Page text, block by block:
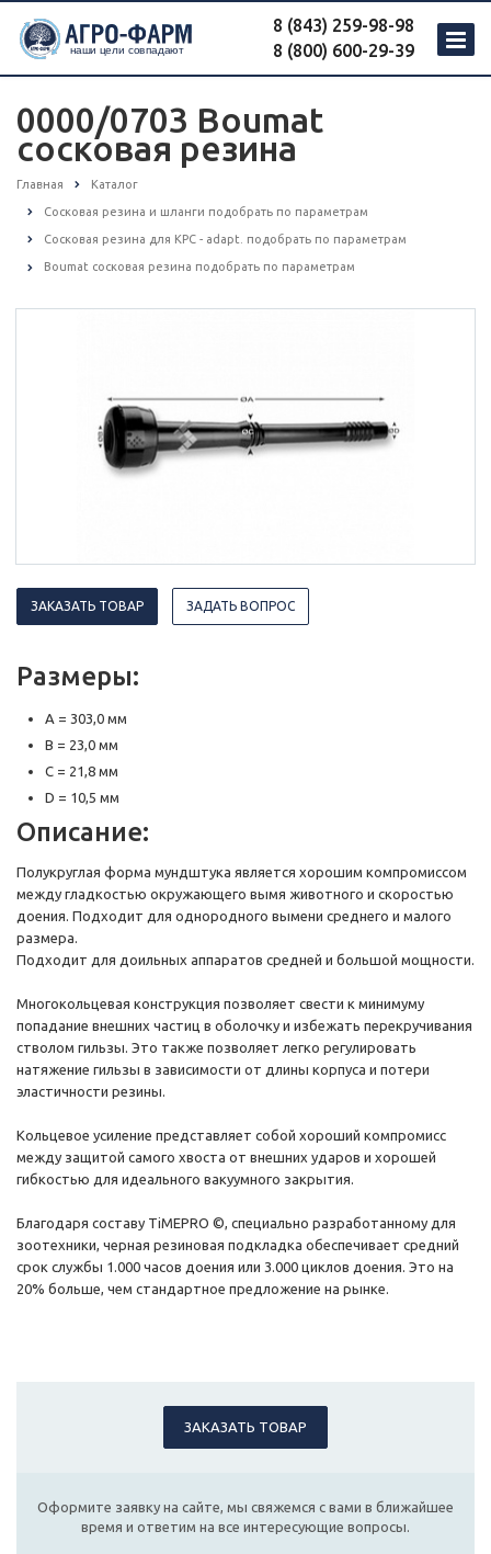
8 (843) 259-98-98
8 (800) 600-29-39
0000/0703 Boumat
сосковая резина
Главная Каталог
Сосковая резина и шланги подобрать по параметрам
Сосковая резина для КРС - adapt. подобрать по параметрам
Boumat сосковая резина подобрать по параметрам
ЗАКАЗАТЬ ТОВАР ЗАДАТЬ ВОПРОС
Размеры:
A = 303,0 мм
B = 23,0 мм
C = 21,8 мм
D = 10,5 мм
Описание:
Полукруглая форма мундштука является хорошим компромиссом
между гладкостью окружающего вымя животного и скоростью
доения. Подходит для однородного вымени среднего и малого
размера.
Подходит для доильных аппаратов средней и большой мощности.
Многокольцевая конструкция позволяет свести к минимуму
попадание внешних частиц в оболочку и избежать перекручивания
стволом гильзы. Это также позволяет легко регулировать
натяжение гильзы в зависимости от длины корпуса и потери
эластичности резины.
Кольцевое усиление представляет собой хороший компромисс
между защитой самого хвоста от внешних ударов и хорошей
гибкостью для идеального вакуумного закрытия.
Благодаря составу TiMEPRO ©, специально разработанному для
зоотехники, черная резиновая подкладка обеспечивает средний
срок службы 1.000 часов доения или 3.000 циклов доения. Это на
20% больше, чем стандартное предложение на рынке.
ЗАКАЗАТЬ ТОВАР
Оформите заявку на сайте, мы свяжемся с вами в ближайшее
время и ответим на все интересующие вопросы.